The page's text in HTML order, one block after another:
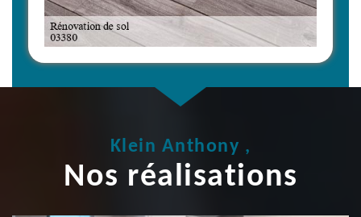
Klein Anthony ,
Nos réalisations